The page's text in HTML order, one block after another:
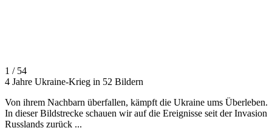
1 / 54
4 Jahre Ukraine-Krieg in 52 Bildern
Von ihrem Nachbarn überfallen, kämpft die Ukraine ums Überleben.
In dieser Bildstrecke schauen wir auf die Ereignisse seit der Invasion
Russlands zurück ...